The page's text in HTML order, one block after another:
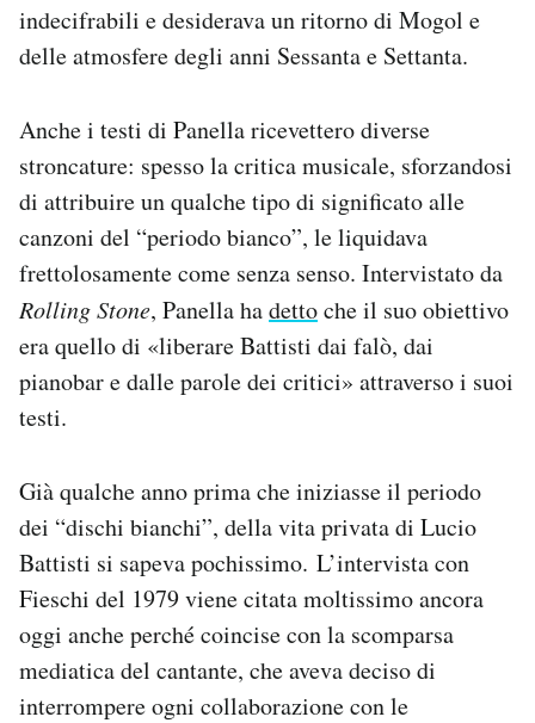
indecifrabili e desiderava un ritorno di Mogol e
delle atmosfere degli anni Sessanta e Settanta.
Anche i testi di Panella ricevettero diverse
stroncature: spesso la critica musicale, sforzandosi
di attribuire un qualche tipo di significato alle
canzoni del “periodo bianco”, le liquidava
frettolosamente come senza senso. Intervistato da
Rolling Stone, Panella hadettoche il suo obiettivo
era quello di «liberare Battisti dai falò, dai
pianobar e dalle parole dei critici» attraverso i suoi
testi.
Già qualche anno prima che iniziasse il periodo
dei “dischi bianchi”, della vita privata di Lucio
Battisti si sapeva pochissimo. L’intervista con
Fieschi del 1979 viene citata moltissimo ancora
oggi anche perché coincise con la scomparsa
mediatica del cantante, che aveva deciso di
interrompere ogni collaborazione con le